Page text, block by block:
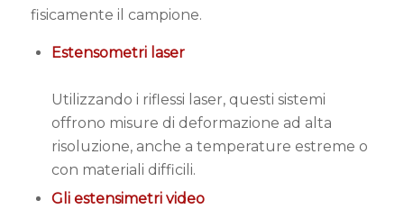
fisicamente il campione.
Estensometri laser
Utilizzando i riflessi laser, questi sistemi
offrono misure di deformazione ad alta
risoluzione, anche a temperature estreme o
con materiali difficili.
Gli estensimetri video